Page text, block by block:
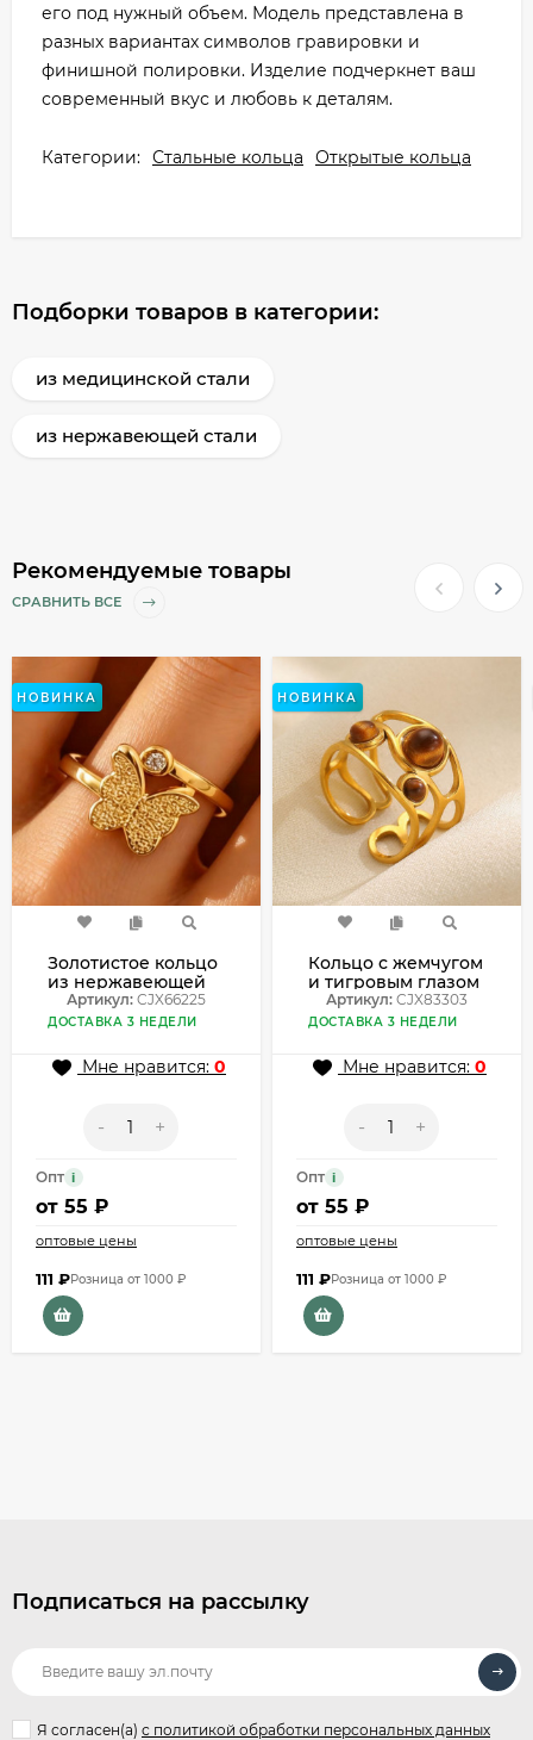
его под нужный объем. Модель представлена в
разных вариантах символов гравировки и
финишной полировки. Изделие подчеркнет ваш
современный вкус и любовь к деталям.
Категории: Стальные кольца Открытые кольца
Подборки товаров в категории:
из медицинской стали
из нержавеющей стали
Рекомендуемые товары
СРАВНИТЬ ВСЕ
НОВИНКА
Золотистое кольцо
из нержавеющей
стали с бабочкой
CJX66225
Артикул: CJX66225
ДОСТАВКА 3 НЕДЕЛИ
Мне нравится: 0
- +
Опт i
от 55 ₽
оптовые цены
111 ₽Розница от 1000 ₽
НОВИНКА
Кольцо с жемчугом
и тигровым глазом
в виде овала
CJX83303
Артикул: CJX83303
ДОСТАВКА 3 НЕДЕЛИ
Мне нравится: 0
- +
Опт i
от 55 ₽
оптовые цены
111 ₽Розница от 1000 ₽
Подписаться на рассылку
Я согласен(a) с политикой обработки персональных данных